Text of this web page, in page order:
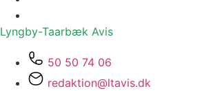
Lyngby-Taarbæk Avis
50 50 74 06
redaktion@ltavis.dk